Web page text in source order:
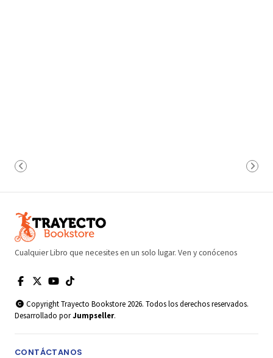
Cualquier Libro que necesites en un solo lugar. Ven y conócenos
Copyright Trayecto Bookstore 2026. Todos los derechos reservados.
Desarrollado porJumpseller.
CONTÁCTANOS